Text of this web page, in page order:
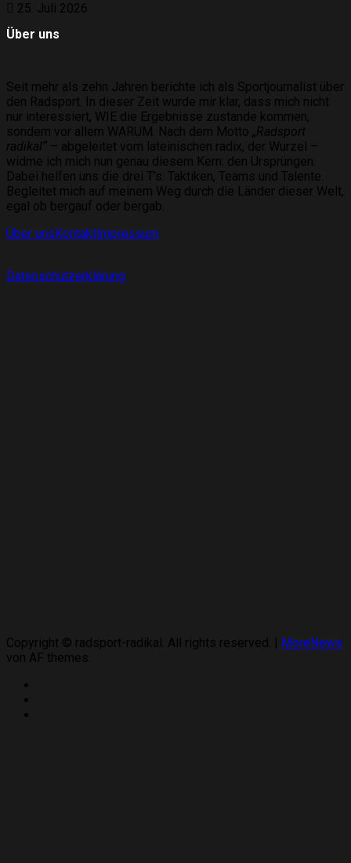
25. Juli 2026
Über uns
Seit mehr als zehn Jahren berichte ich als Sportjournalist über
den Radsport. In dieser Zeit wurde mir klar, dass mich nicht
nur interessiert, WIE die Ergebnisse zustande kommen,
sondern vor allem WARUM. Nach dem Motto „Radsport
radikal“ – abgeleitet vom lateinischen radix, der Wurzel –
widme ich mich nun genau diesem Kern: den Ursprüngen.
Dabei helfen uns die drei T’s: Taktiken, Teams und Talente.
Begleitet mich auf meinem Weg durch die Länder dieser Welt,
egal ob bergauf oder bergab.
Über unsKontaktImpressum
Datenschutzerklärung
Copyright © radsport-radikal. All rights reserved. | MoreNews
von AF themes.